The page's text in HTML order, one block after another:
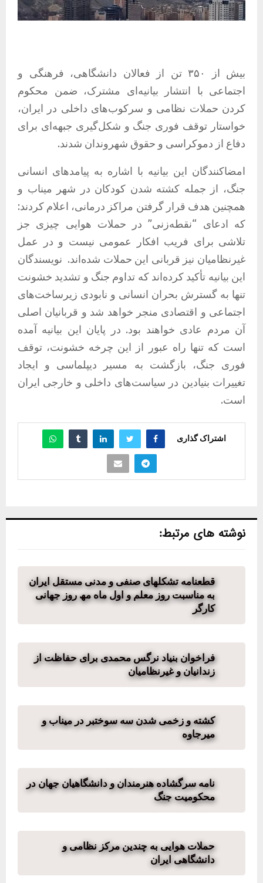
بیش از ۳۵۰ تن از فعالان دانشگاهی، فرهنگی و
اجتماعی با انتشار بیانیه‌ای مشترک، ضمن محکوم
کردن حملات نظامی و سرکوب‌های داخلی در ایران،
خواستار توقف فوری جنگ و شکل‌گیری جبهه‌ای برای
دفاع از دموکراسی و حقوق شهروندان شدند.
امضاکنندگان این بیانیه با اشاره به پیامدهای انسانی
جنگ، از جمله کشته شدن کودکان در شهر میناب و
همچنین هدف قرار گرفتن مراکز درمانی، اعلام کردند:
که ادعای “نقطه‌زنی” در حملات هوایی چیزی جز
تلاشی برای فریب افکار عمومی نیست و در عمل
غیرنظامیان نیز قربانی این حملات شده‌اند. نویسندگان
این بیانیه تأکید کرده‌اند که تداوم جنگ و تشدید خشونت
تنها به گسترش بحران انسانی و نابودی زیرساخت‌های
اجتماعی و اقتصادی منجر خواهد شد و قربانیان اصلی
آن مردم عادی خواهند بود. در پایان این بیانیه آمده
است که تنها راه عبور از این چرخه خشونت، توقف
فوری جنگ، بازگشت به مسیر دیپلماسی و ایجاد
تغییرات بنیادین در سیاست‌های داخلی و خارجی ایران
است.
اشتراک گذاری
نوشته های مرتبط:
قطعنامه تشکلھای صنفی و مدنی مستقل ایران
به مناسبت روز معلم و اول ماه مھ روز جھانی
کارگر
فراخوان بنیاد نرگس محمدی برای حفاظت از
زندانیان و غیرنظامیان
کشته و زخمی شدن سه سوختبر در میناب و
میرجاوه
نامه سرگشاده هنرمندان و دانشگاهیان جهان در
محکومیت جنگ
حملات هوایی به چندین مرکز نظامی و
دانشگاهی ایران